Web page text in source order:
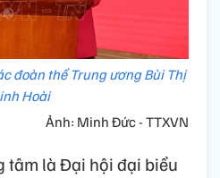
đoàn thể Trung ương Bùi Thị
Hoài
Ảnh: Minh Đức - TTXVN
tâm là Đại hội đại biểu